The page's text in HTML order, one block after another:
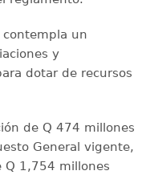
un
y
dotar de recursos
de Q 474 millones
General vigente,
Q 1,754 millones